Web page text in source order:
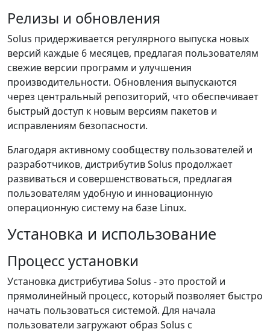
Релизы и обновления
Solus придерживается регулярного выпуска новых
версий каждые 6 месяцев, предлагая пользователям
свежие версии программ и улучшения
производительности. Обновления выпускаются
через центральный репозиторий, что обеспечивает
быстрый доступ к новым версиям пакетов и
исправлениям безопасности.
Благодаря активному сообществу пользователей и
разработчиков, дистрибутив Solus продолжает
развиваться и совершенствоваться, предлагая
пользователям удобную и инновационную
операционную систему на базе Linux.
Установка и использование
Процесс установки
Установка дистрибутива Solus - это простой и
прямолинейный процесс, который позволяет быстро
начать пользоваться системой. Для начала
пользователи загружают образ Solus с